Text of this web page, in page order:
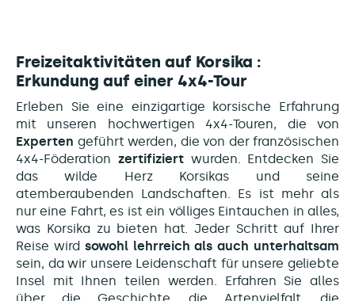
Freizeitaktivitäten auf Korsika :
Erkundung auf einer 4x4-Tour
Erleben Sie eine einzigartige korsische Erfahrung
mit unseren hochwertigen 4x4-Touren, die von
Experten geführt werden, die von der französischen
4x4-Föderation zertifiziert wurden. Entdecken Sie
das wilde Herz Korsikas und seine
atemberaubenden Landschaften. Es ist mehr als
nur eine Fahrt, es ist ein völliges Eintauchen in alles,
was Korsika zu bieten hat. Jeder Schritt auf Ihrer
Reise wird sowohl lehrreich als auch unterhaltsam
sein, da wir unsere Leidenschaft für unsere geliebte
Insel mit Ihnen teilen werden. Erfahren Sie alles